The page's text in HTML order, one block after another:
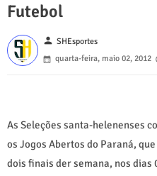
Futebol
person SHEsportes
quarta-feira, maio 02, 2012
As Seleções santa-helenenses
os Jogos Abertos do Paraná,
dois finais der semana, nos dias